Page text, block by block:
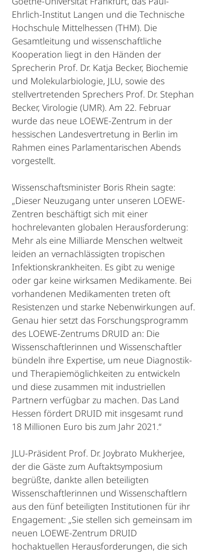
Ehrlich-Institut Langen und die Technische
Hochschule Mittelhessen (THM). Die
Gesamtleitung und wissenschaftliche
Kooperation liegt in den Händen der
Sprecherin Prof. Dr. Katja Becker, Biochemie
und Molekularbiologie, JLU, sowie des
stellvertretenden Sprechers Prof. Dr. Stephan
Becker, Virologie (UMR). Am 22. Februar
wurde das neue LOEWE-Zentrum in der
hessischen Landesvertretung in Berlin im
Rahmen eines Parlamentarischen Abends
vorgestellt.
Wissenschaftsminister Boris Rhein sagte:
„Dieser Neuzugang unter unseren LOEWE-
Zentren beschäftigt sich mit einer
hochrelevanten globalen Herausforderung:
Mehr als eine Milliarde Menschen weltweit
leiden an vernachlässigten tropischen
Infektionskrankheiten. Es gibt zu wenige
oder gar keine wirksamen Medikamente. Bei
vorhandenen Medikamenten treten oft
Resistenzen und starke Nebenwirkungen auf.
Genau hier setzt das Forschungsprogramm
des LOEWE-Zentrums DRUID an: Die
Wissenschaftlerinnen und Wissenschaftler
bündeln ihre Expertise, um neue Diagnostik-
und Therapiemöglichkeiten zu entwickeln
und diese zusammen mit industriellen
Partnern verfügbar zu machen. Das Land
Hessen fördert DRUID mit insgesamt rund
18 Millionen Euro bis zum Jahr 2021.“
JLU-Präsident Prof. Dr. Joybrato Mukherjee,
der die Gäste zum Auftaktsymposium
begrüßte, dankte allen beteiligten
Wissenschaftlerinnen und Wissenschaftlern
aus den fünf beteiligten Institutionen für ihr
Engagement: „Sie stellen sich gemeinsam im
neuen LOEWE-Zentrum DRUID
hochaktuellen Herausforderungen, die sich